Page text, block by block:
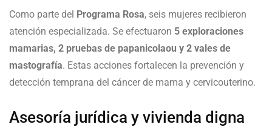
Como parte del Programa Rosa, seis mujeres recibieron
atención especializada. Se efectuaron 5 exploraciones
mamarias, 2 pruebas de papanicolaou y 2 vales de
mastografía. Estas acciones fortalecen la prevención y
detección temprana del cáncer de mama y cervicouterino.
Asesoría jurídica y vivienda digna